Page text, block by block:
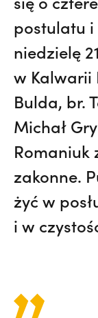
postulatu
niedzielę
w Kalwarii
Bulda, br.
Michał
Romaniuk
zakonne.
żyć w
i w